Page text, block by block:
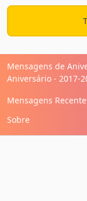
Mensagens de
Aniversário - 2017-
Mensagens
Sobre